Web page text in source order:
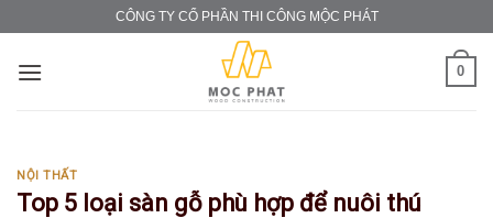
content
CÔNG TY CỔ PHẦN THI CÔNG MỘC PHÁT
0
NỘI THẤT
Top 5 loại sàn gỗ phù hợp để nuôi thú